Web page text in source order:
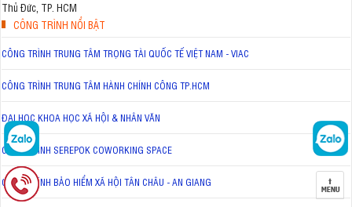
Thủ Đức, TP. HCM
CÔNG TRÌNH NỔI BẬT
CÔNG TRÌNH TRUNG TÂM TRỌNG TÀI QUỐC TẾ VIỆT NAM - VIAC
CÔNG TRÌNH TRUNG TÂM HÀNH CHÍNH CÔNG TP.HCM
ĐẠI HỌC KHOA HỌC XÃ HỘI & NHÂN VĂN
CÔNG TRÌNH SEREPOK COWORKING SPACE
CÔNG TRÌNH BẢO HIỂM XÃ HỘI TÂN CHÂU - AN GIANG